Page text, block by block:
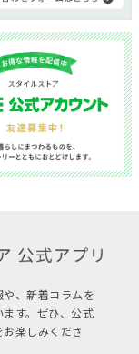
、新着コラムを
ます。ぜひ、公式
楽しみくださ